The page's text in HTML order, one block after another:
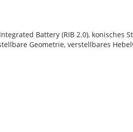
Battery (RIB 2.0),
Geometrie, verstellbares